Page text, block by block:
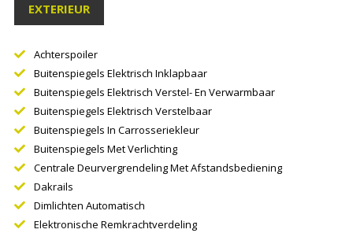
EXTERIEUR
Achterspoiler
Buitenspiegels Elektrisch Inklapbaar
Buitenspiegels Elektrisch Verstel- En Verwarmbaar
Buitenspiegels Elektrisch Verstelbaar
Buitenspiegels In Carrosseriekleur
Buitenspiegels Met Verlichting
Centrale Deurvergrendeling Met Afstandsbediening
Dakrails
Dimlichten Automatisch
Elektronische Remkrachtverdeling